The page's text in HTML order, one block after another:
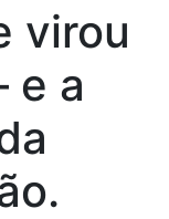
virou
e a